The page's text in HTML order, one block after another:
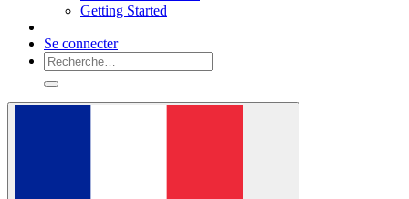
Getting Started
Se connecter